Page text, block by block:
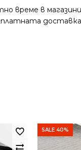
време в
доставка
SALE 40%